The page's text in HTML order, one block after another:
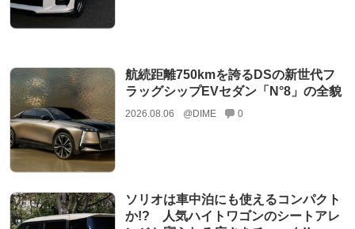
航続距離750kmを誇るDSの新世代フ
ラッグシップEVセダン「N°8」の全貌
2026.08.06 @DIME 0
ソリオは車中泊にも使えるコンパクト
か!? 人気ハイトワゴンのシートアレ